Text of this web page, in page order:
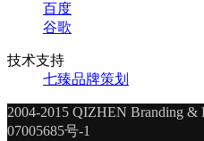
百度
谷歌
技术支持
七臻品牌策划
2004-2015 QIZHEN Branding &
07005685号-1